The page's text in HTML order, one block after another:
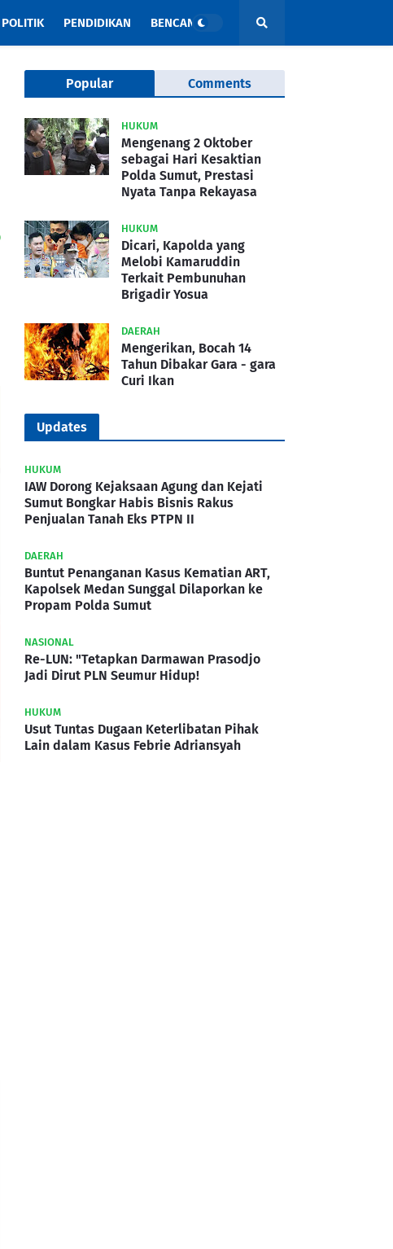
POLITIK PENDIDIKAN BENCANA
Popular Comments
HUKUM
Mengenang 2 Oktober
sebagai Hari Kesaktian
Polda Sumut, Prestasi
Nyata Tanpa Rekayasa
HUKUM
Dicari, Kapolda yang
Melobi Kamaruddin
Terkait Pembunuhan
Brigadir Yosua
DAERAH
Mengerikan, Bocah 14
Tahun Dibakar Gara - gara
Curi Ikan
Updates
HUKUM
IAW Dorong Kejaksaan Agung dan Kejati
Sumut Bongkar Habis Bisnis Rakus
Penjualan Tanah Eks PTPN II
DAERAH
Buntut Penanganan Kasus Kematian ART,
Kapolsek Medan Sunggal Dilaporkan ke
Propam Polda Sumut
NASIONAL
Re-LUN: "Tetapkan Darmawan Prasodjo
Jadi Dirut PLN Seumur Hidup!
HUKUM
Usut Tuntas Dugaan Keterlibatan Pihak
Lain dalam Kasus Febrie Adriansyah